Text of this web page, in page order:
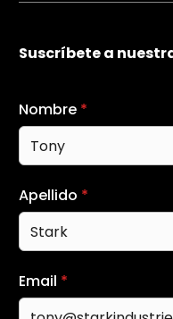
Suscríbete a
Nombre *
Apellido *
Email *